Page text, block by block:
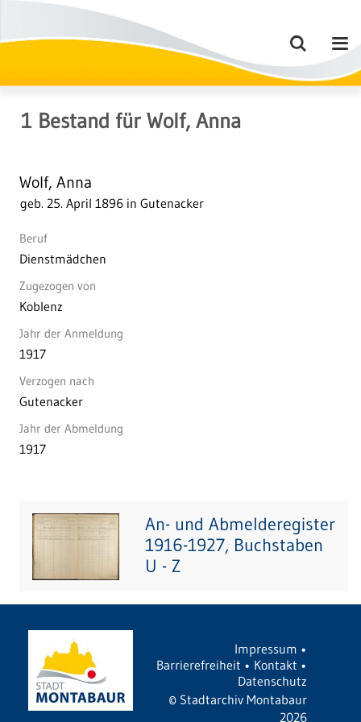
1 Bestand für Wolf, Anna
Wolf, Anna
geb. 25. April 1896 in Gutenacker
Beruf
Dienstmädchen
Zugezogen von
Koblenz
Jahr der Anmeldung
1917
Verzogen nach
Gutenacker
Jahr der Abmeldung
1917
An- und Abmelderegister
1916-1927, Buchstaben
U - Z
Impressum •
Barrierefreiheit • Kontakt •
Datenschutz
© Stadtarchiv Montabaur
2026